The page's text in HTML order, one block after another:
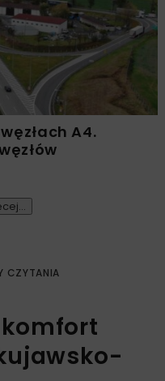
A4.
CZYTANIA